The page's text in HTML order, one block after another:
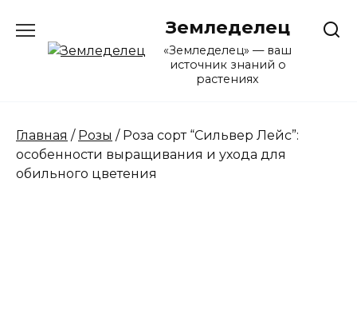
содержанию
Земледелец
«Земледелец» — ваш
источник знаний о
растениях
Главная / Розы / Роза сорт “Сильвер Лейс”:
особенности выращивания и ухода для
обильного цветения